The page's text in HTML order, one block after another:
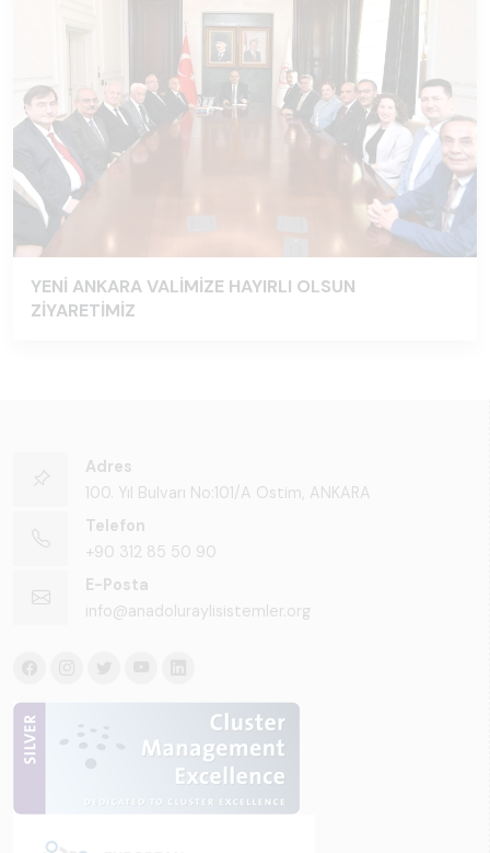
YENİ ANKARA VALİMİZE HAYIRLI OLSUN
ZİYARETİMİZ
Adres
100. Yıl Bulvarı No:101/A Ostim, ANKARA
Telefon
+90 312 85 50 90
E-Posta
info@anadoluraylisistemler.org